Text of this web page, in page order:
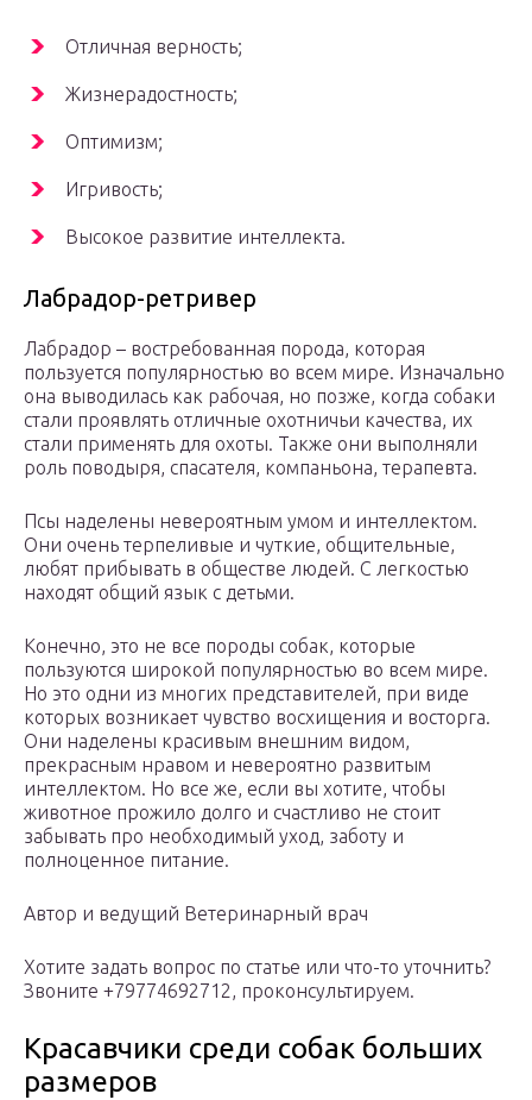
Отличная верность;
Жизнерадостность;
Оптимизм;
Игривость;
Высокое развитие интеллекта.
Лабрадор-ретривер
Лабрадор – востребованная порода, которая
пользуется популярностью во всем мире. Изначально
она выводилась как рабочая, но позже, когда собаки
стали проявлять отличные охотничьи качества, их
стали применять для охоты. Также они выполняли
роль поводыря, спасателя, компаньона, терапевта.
Псы наделены невероятным умом и интеллектом.
Они очень терпеливые и чуткие, общительные,
любят прибывать в обществе людей. С легкостью
находят общий язык с детьми.
Конечно, это не все породы собак, которые
пользуются широкой популярностью во всем мире.
Но это одни из многих представителей, при виде
которых возникает чувство восхищения и восторга.
Они наделены красивым внешним видом,
прекрасным нравом и невероятно развитым
интеллектом. Но все же, если вы хотите, чтобы
животное прожило долго и счастливо не стоит
забывать про необходимый уход, заботу и
полноценное питание.
Автор и ведущий Ветеринарный врач
Хотите задать вопрос по статье или что-то уточнить?
Звоните +79774692712, проконсультируем.
Красавчики среди собак больших
размеров